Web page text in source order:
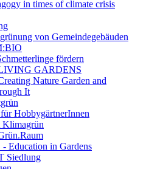
in times of climate crisis
von Gemeindegebäuden
fördern
GARDENS
Nature Garden and
It
HobbygärtnerInnen
Education in Gardens
Siedlung